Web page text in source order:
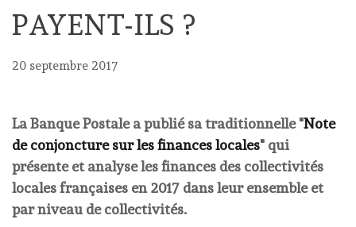
PAYENT-ILS ?
20 septembre 2017
La Banque Postale a publié sa traditionnelle "Note
de conjoncture sur les finances locales" qui
présente et analyse les finances des collectivités
locales françaises en 2017 dans leur ensemble et
par niveau de collectivités.